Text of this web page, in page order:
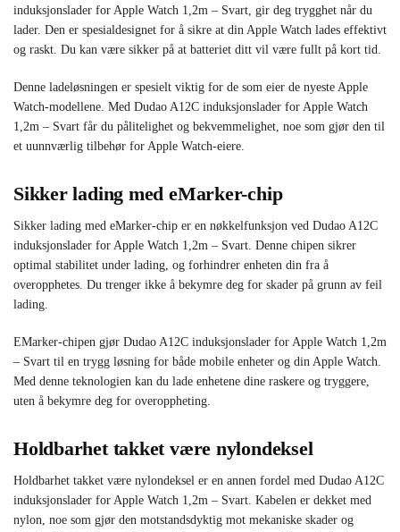
induksjonslader for Apple Watch 1,2m – Svart, gir deg trygghet når du
lader. Den er spesialdesignet for å sikre at din Apple Watch lades effektivt
og raskt. Du kan være sikker på at batteriet ditt vil være fullt på kort tid.
Denne ladeløsningen er spesielt viktig for de som eier de nyeste Apple
Watch-modellene. Med Dudao A12C induksjonslader for Apple Watch
1,2m – Svart får du pålitelighet og bekvemmelighet, noe som gjør den til
et uunnværlig tilbehør for Apple Watch-eiere.
Sikker lading med eMarker-chip
Sikker lading med eMarker-chip er en nøkkelfunksjon ved Dudao A12C
induksjonslader for Apple Watch 1,2m – Svart. Denne chipen sikrer
optimal stabilitet under lading, og forhindrer enheten din fra å
overopphetes. Du trenger ikke å bekymre deg for skader på grunn av feil
lading.
EMarker-chipen gjør Dudao A12C induksjonslader for Apple Watch 1,2m
– Svart til en trygg løsning for både mobile enheter og din Apple Watch.
Med denne teknologien kan du lade enhetene dine raskere og tryggere,
uten å bekymre deg for overoppheting.
Holdbarhet takket være nylondeksel
Holdbarhet takket være nylondeksel er en annen fordel med Dudao A12C
induksjonslader for Apple Watch 1,2m – Svart. Kabelen er dekket med
nylon, noe som gjør den motstandsdyktig mot mekaniske skader og